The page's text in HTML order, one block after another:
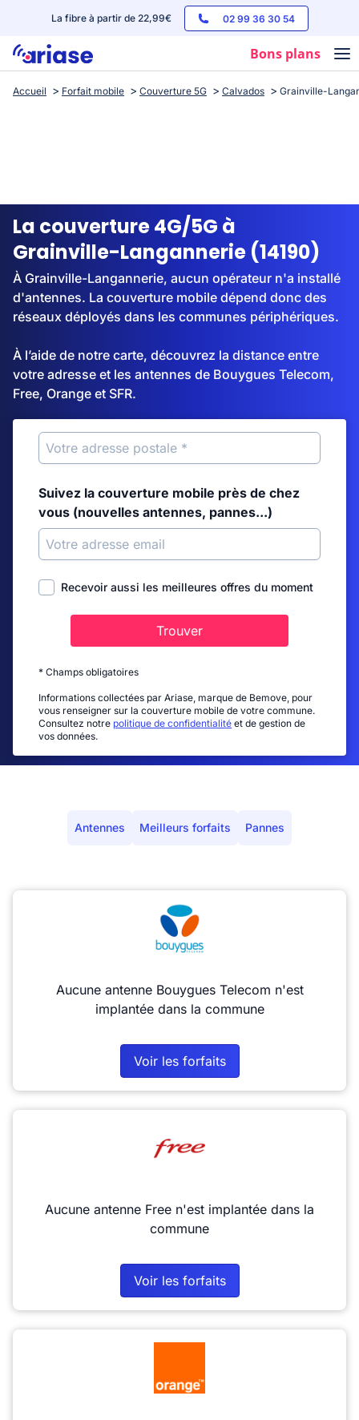
La fibre à partir de 22,99€ 02 99 36 30 54
Bons plans
Box internet
Streaming
Accueil Forfait mobile Couverture 5G Calvados Grainville-
La couverture 4G/5G à
Grainville-Langannerie (14190)
À Grainville-Langannerie, aucun opérateur n'a installé
d'antennes. La couverture mobile dépend donc des
réseaux déployés dans les communes périphériques.
À l’aide de notre carte, découvrez la distance entre
votre adresse et les antennes de Bouygues Telecom,
Free, Orange et SFR.
Suivez la couverture mobile près de chez
vous (nouvelles antennes, pannes...)
Recevoir aussi les meilleures offres du moment
Trouver
* Champs obligatoires
Informations collectées par Ariase, marque de Bemove, pour
vous renseigner sur la couverture mobile de votre commune.
Consultez notre politique de confidentialité et de gestion de
vos données.
Antennes Meilleurs forfaits Pannes
Aucune antenne Bouygues Telecom n'est
implantée dans la commune
Voir les forfaits
Aucune antenne Free n'est implantée dans la
commune
Voir les forfaits